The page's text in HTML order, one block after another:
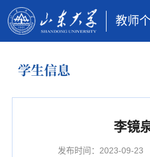
教师
学生信息
李镜
发布时间：2023-09-23